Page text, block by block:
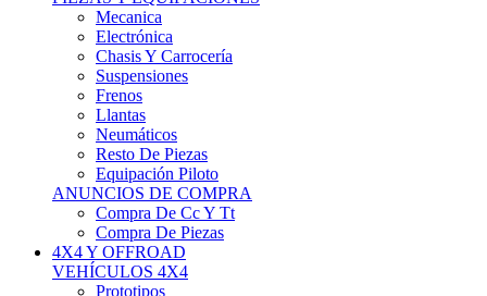
Electrónica
Chasis Y Carrocería
Suspensiones
Frenos
Llantas
Neumáticos
Resto De Piezas
Equipación Piloto
ANUNCIOS DE COMPRA
Compra De Cc Y Tt
Compra De Piezas
4X4 Y OFFROAD
VEHÍCULOS 4X4
Prototipos
Venta De Side By Side